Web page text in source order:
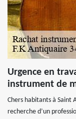
Urgence en
instrument de
Chers habitants à Saint
recherche d’un